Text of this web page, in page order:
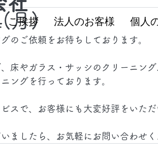
ご挨拶 法人のお客様 個人
月)
のご依頼をお待ちしております。
床やガラス・サッシのクリーニン
ングを行っております。
スで、お客様にも大変好評をいただ
ましたら、お気軽にお問い合わせく